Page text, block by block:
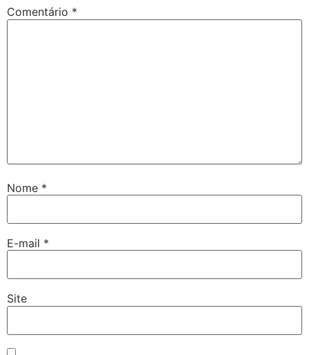
Comentário *
Nome *
E-mail *
Site